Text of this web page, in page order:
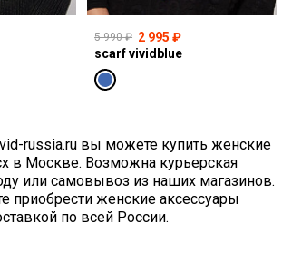
5 990 ₽ 2 995 ₽
scarf vividblue
russia.ru вы можете купить женские
в Москве. Возможна курьерская
или самовывоз из наших магазинов.
приобрести женские аксессуары
по всей России.